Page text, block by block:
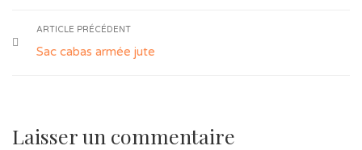
ARTICLE PRÉCÉDENT
Sac cabas armée jute
Laisser un commentaire